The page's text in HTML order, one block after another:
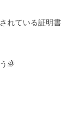
れている証明書
🌈